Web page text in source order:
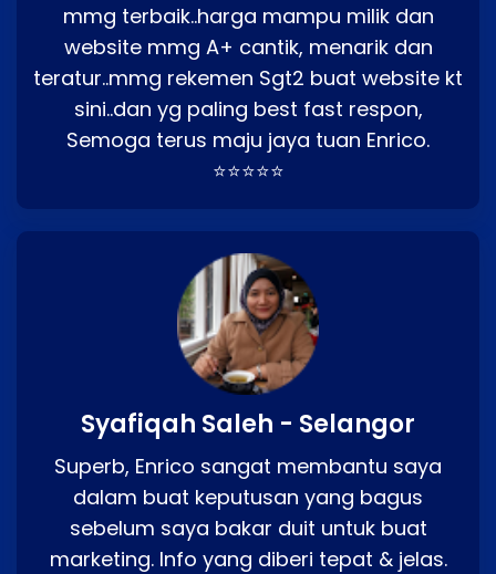
mmg terbaik..harga mampu milik dan
website mmg A+ cantik, menarik dan
teratur..mmg rekemen Sgt2 buat website kt
sini..dan yg paling best fast respon,
Semoga terus maju jaya tuan Enrico.
⭐⭐⭐⭐⭐
Syafiqah Saleh - Selangor
Superb, Enrico sangat membantu saya
dalam buat keputusan yang bagus
sebelum saya bakar duit untuk buat
marketing. Info yang diberi tepat & jelas.